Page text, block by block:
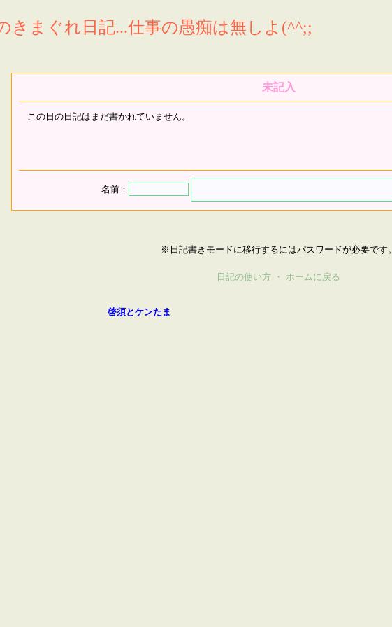
きまぐれ日記...仕事の愚痴は無しよ(^^;;
未記入
この日の日記はまだ書かれていません。
名前：
※日記書きモードに移行するにはパスワードが必要です。
日記の使い方 ・ ホームに戻る
啓須とケンたま